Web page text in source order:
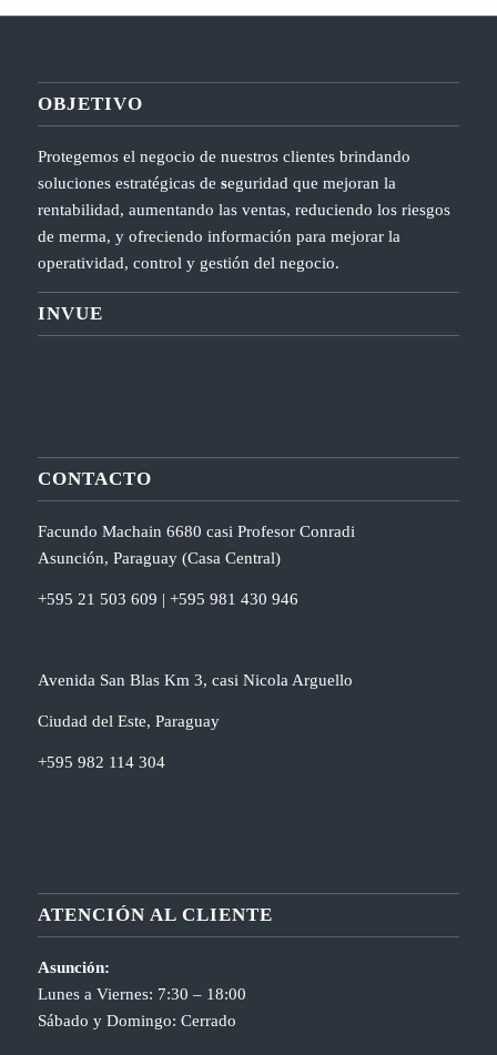
OBJETIVO
Protegemos el negocio de nuestros clientes brindando
soluciones estratégicas de seguridad que mejoran la
rentabilidad, aumentando las ventas, reduciendo los riesgos
de merma, y ofreciendo información para mejorar la
operatividad, control y gestión del negocio.
INVUE
CONTACTO
Facundo Machain 6680 casi Profesor Conradi
Asunción, Paraguay (Casa Central)
+595 21 503 609 | +595 981 430 946
Avenida San Blas Km 3, casi Nicola Arguello
Ciudad del Este, Paraguay
+595 982 114 304
ATENCIÓN AL CLIENTE
Asunción:
Lunes a Viernes: 7:30 – 18:00
Sábado y Domingo: Cerrado